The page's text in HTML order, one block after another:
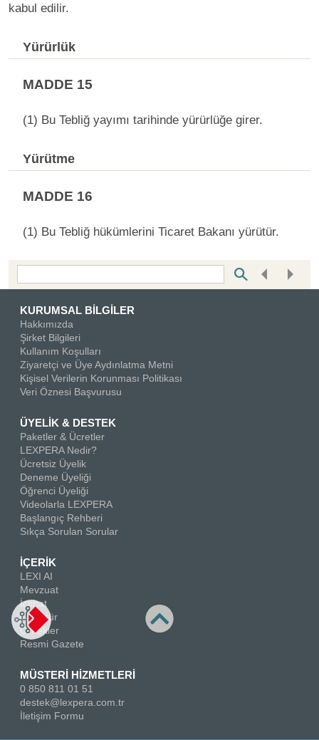
kabul edilir.
Yürürlük
MADDE 15
(1) Bu Tebliğ yayımı tarihinde yürürlüğe girer.
Yürütme
MADDE 16
(1) Bu Tebliğ hükümlerini Ticaret Bakanı yürütür.
KURUMSAL BİLGİLER
Hakkımızda
Şirket Bilgileri
Kullanım Koşulları
Ziyaretçi ve Üye Aydınlatma Metni
Kişisel Verilerin Korunması Politikası
Veri Öznesi Başvurusu
ÜYELİK & DESTEK
Paketler & Ücretler
LEXPERA Nedir?
Ücretsiz Üyelik
Deneme Üyeliği
Öğrenci Üyeliği
Videolarla LEXPERA
Başlangıç Rehberi
Sıkça Sorulan Sorular
İÇERİK
LEXI AI
Mevzuat
İçtihat
Literatür
Örnekler
Resmi Gazete
MÜSTERİ HİZMETLERİ
0 850 811 01 51
destek@lexpera.com.tr
İletişim Formu